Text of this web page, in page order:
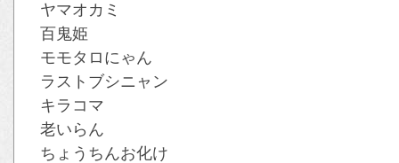
ヤマオカミ
百鬼姫
モモタロにゃん
ラストブシニャン
キラコマ
老いらん
ちょうちんお化け